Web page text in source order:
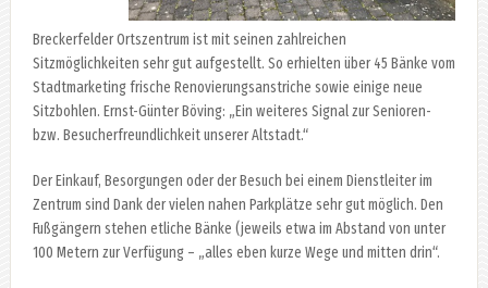
Breckerfelder Ortszentrum ist mit seinen zahlreichen
Sitzmöglichkeiten sehr gut aufgestellt. So erhielten über 45 Bänke vom
Stadtmarketing frische Renovierungsanstriche sowie einige neue
Sitzbohlen. Ernst-Günter Böving: „Ein weiteres Signal zur Senioren-
bzw. Besucherfreundlichkeit unserer Altstadt.“
Der Einkauf, Besorgungen oder der Besuch bei einem Dienstleiter im
Zentrum sind Dank der vielen nahen Parkplätze sehr gut möglich. Den
Fußgängern stehen etliche Bänke (jeweils etwa im Abstand von unter
100 Metern zur Verfügung – „alles eben kurze Wege und mitten drin“.